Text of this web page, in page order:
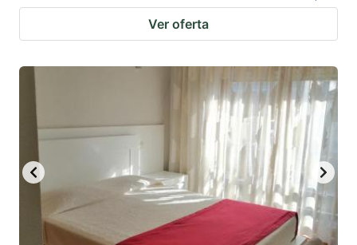
Ver oferta